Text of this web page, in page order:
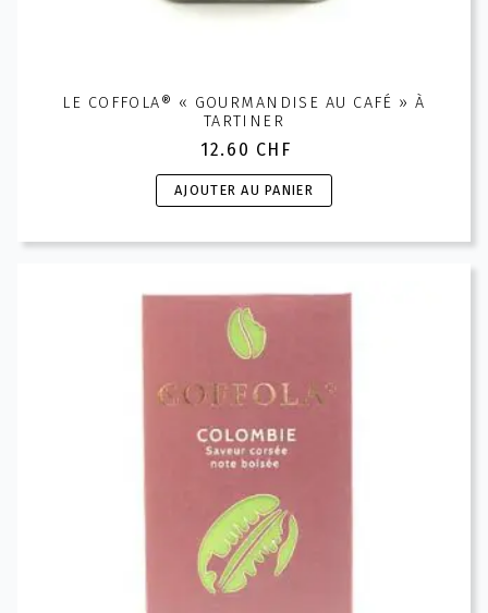
LE COFFOLA® « GOURMANDISE AU CAFÉ » À
TARTINER
12.60 CHF
AJOUTER AU PANIER